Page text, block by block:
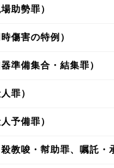
助勢罪）
傷害の特例）
準備集合・結集罪）
罪）
予備罪）
教唆・幇助罪、嘱託・